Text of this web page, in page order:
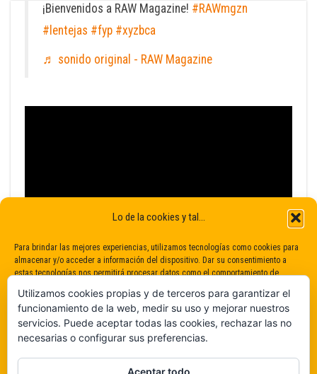
Lo de la cookies y tal...
Para brindar las mejores experiencias, utilizamos tecnologías como cookies para
almacenar y/o acceder a información del dispositivo. Dar su consentimiento a
estas tecnologías nos permitirá procesar datos como el comportamiento de
consentimiento puede afectar negativamente a determinadas características y
funciones.
¡Bienvenidos a RAW Magazine! #RAWmgzn
#lentejas #fyp #xyzbca
♬ sonido original - RAW Magazine
Utilizamos cookies propias y de terceros para garantizar el
funcionamiento de la web, medir su uso y mejorar nuestros
servicios. Puede aceptar todas las cookies, rechazar las no
necesarias o configurar sus preferencias.
Aceptar todo